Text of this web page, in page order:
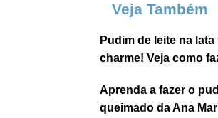
Veja Também
Pudim de leite na lata
charme! Veja como
Aprenda a fazer o
queimado da Ana